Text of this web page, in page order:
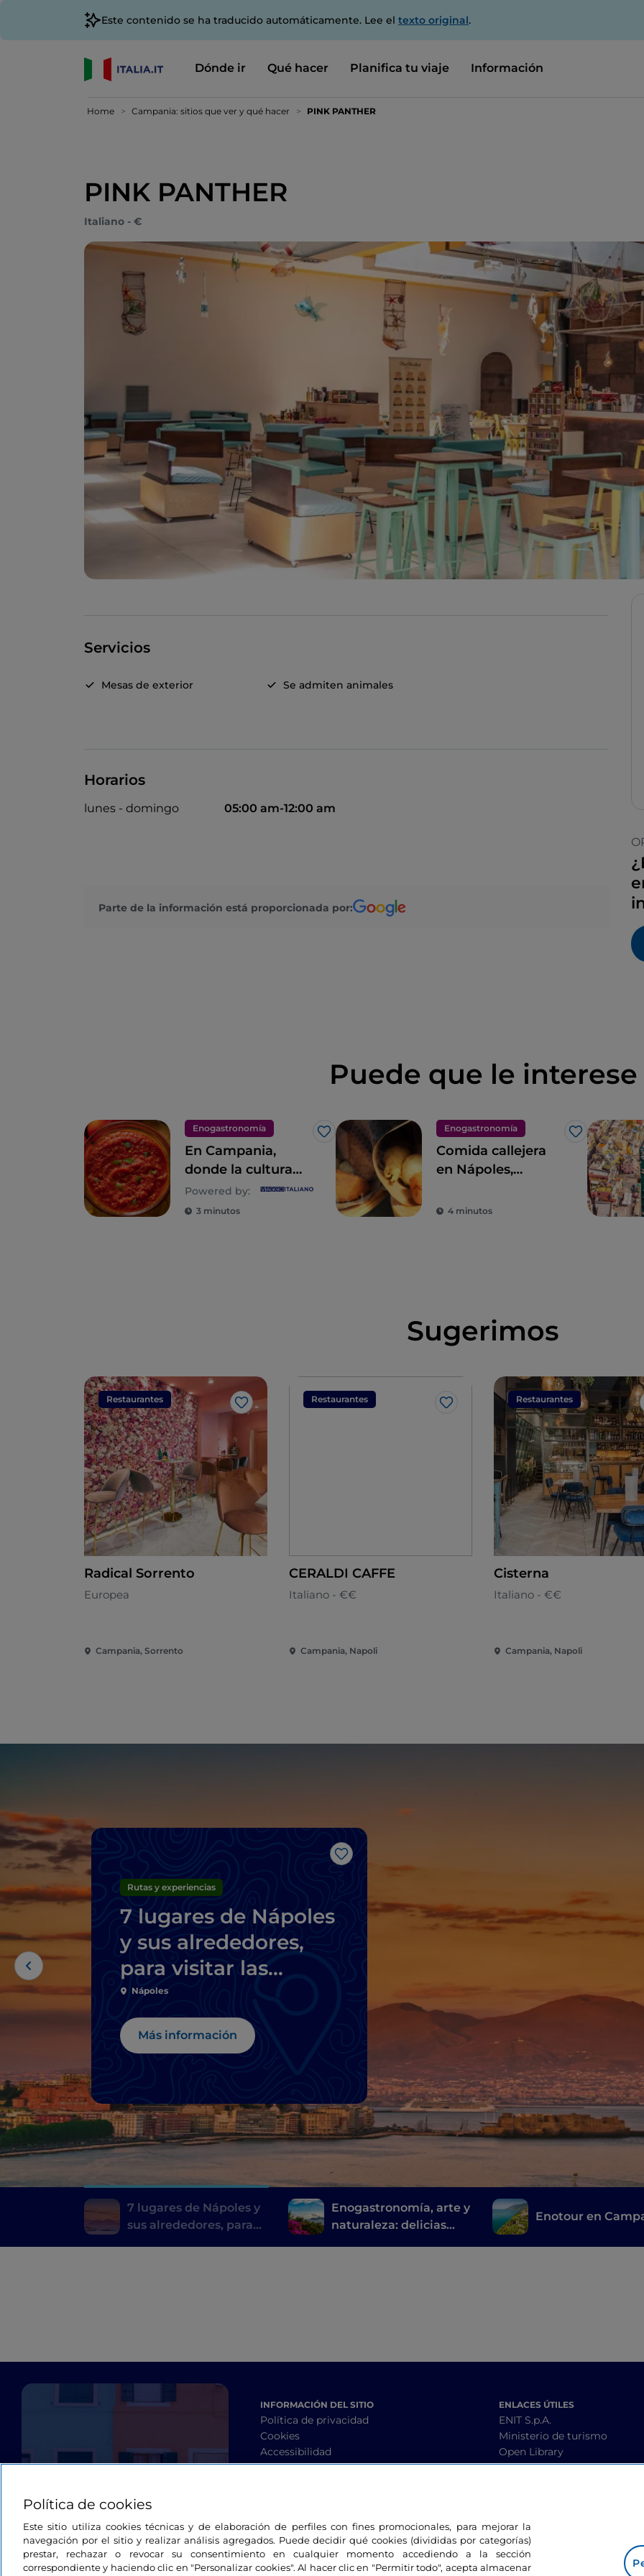
Este contenido se ha traducido automáticamente. Lee el texto original.
Dónde ir Qué hacer Planifica tu viaje Información
Home Campania: sitios que ver y qué hacer PINK PANTHER
PINK PANTHER
Italiano - €
Servicios
Mesas de exterior Se admiten animales
Horarios
lunes - domingo 05:00 am-12:00 am
Parte de la información está proporcionada por:
Puede que le interese
Enogastronomía
Me gusta
En Campania,
donde la cultura
culinaria es un
estilo de vida
Powered by:
3 minutos
Enogastronomía
Me gusta
Comida callejera
en Nápoles,
las maravillas del
4 minutos
Sugerimos
Restaurantes
Me gusta
Radical Sorrento
Europea
Campania, Sorrento
Restaurantes
Me gusta
CERALDI CAFFE
Italiano - €€
Campania, Napoli
Restaurantes
Cisterna
Italiano - €€
Campania, Napoli
Me gusta
Rutas y experiencias
7 lugares de Nápoles
y sus alrededores,
para visitar las
localizaciones de la
serie de televisión
Mare fuori
Nápoles
Más información
7 lugares de Nápoles y
sus alrededores, para
Enogastronomía, arte y
naturaleza: delicias
Enotour en
INFORMACIÓN DEL SITIO
Política de privacidad
Cookies
Accessibilidad
Términos y condiciones
ENLACES ÚTILES
ENIT S.p.A.
Ministerio de turismo
Open Library
Interoperability guidelines
ESTAMOS EN CONTACTO
Política de cookies
Este sitio utiliza cookies técnicas y de elaboración de perfiles con fines promocionales, para mejorar la
navegación por el sitio y realizar análisis agregados. Puede decidir qué cookies (divididas por categorías)
prestar, rechazar o revocar su consentimiento en cualquier momento accediendo a la sección
correspondiente y haciendo clic en "Personalizar cookies". Al hacer clic en "Permitir todo", acepta almacenar